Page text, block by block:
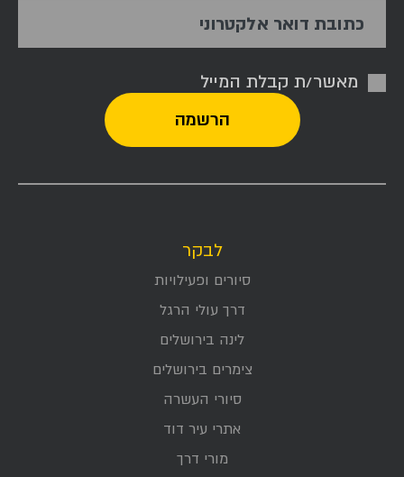
כתובת דואר אלקטרוני
מאשר/ת קבלת המייל
לבקר
סיורים ופעילויות
דרך עולי הרגל
לינה בירושלים
צימרים בירושלים
סיורי העשרה
אתרי עיר דוד
מורי דרך